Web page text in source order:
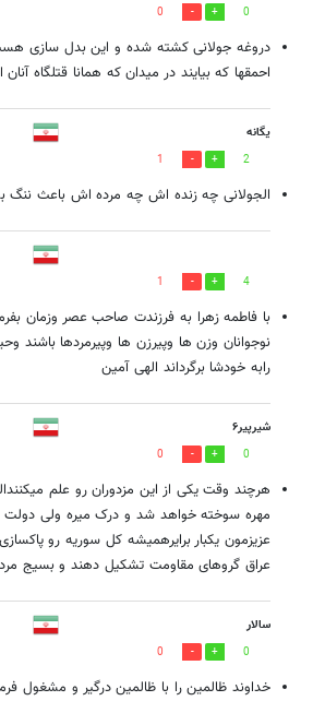
0
0
دروغه جولانی کشته شده و این بدل سازی
احمقها که بیایند در میدان که همانا قتلگاه
یگانه
2
1
الجولانی چه زنده اش چه مرده اش باعث ننگ
4
1
با فاطمه زهرا به فرزندت صاحب عصر وزمان
نوجوانان وزن ها وپیرزن ها وپیرمردها باشند
رابه خودشا برگرداند الهی آمین
شیرپیر۶
0
0
هرچند وقت یکی از این مزدوران رو علم
مهره سوخته خواهد شد و درک میره ولی دولت
عزیزمون یکبار برایرهمیشه کل سوریه رو
عراق گروهای مقاومت تشکیل دهند و بسیج
سالار
0
0
خداوند ظالمین را با ظالمین درگیر و مشغول